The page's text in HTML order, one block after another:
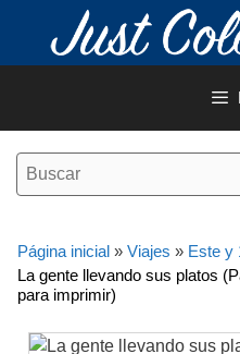
contenido
Página inicial » Viajes » Este y
La gente llevando sus platos
para imprimir)